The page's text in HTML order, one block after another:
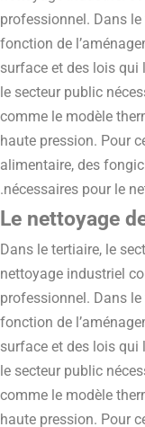
professionnel. Dans
fonction de
surface et des lois qui
le secteur public
comme le modèle
haute pression. Pour
alimentaire, des
nécessaires pour le
Le nettoyage
Dans le tertiaire, le
nettoyage industriel
professionnel. Dans
fonction de
surface et des lois qui
le secteur public
comme le modèle
haute pression. Pour